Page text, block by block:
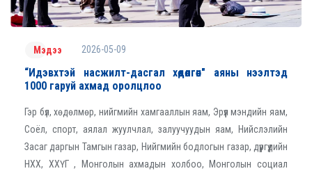
Мэдээ 2026-05-09
“Идэвхтэй насжилт-дасгал хөдөлгөөн" аяны нээлтэд
1000 гаруй ахмад оролцлоо
Гэр бүл, хөдөлмөр, нийгмийн хамгааллын яам, Эрүүл мэндийн яам,
Соёл, спорт, аялал жуулчлал, залуучуудын яам, Нийслэлийн
Засаг даргын Тамгын газар, Нийгмийн бодлогын газар, дүүргүүдийн
НХХ, ХХҮГ , Монголын ахмадын холбоо, Монголын социал